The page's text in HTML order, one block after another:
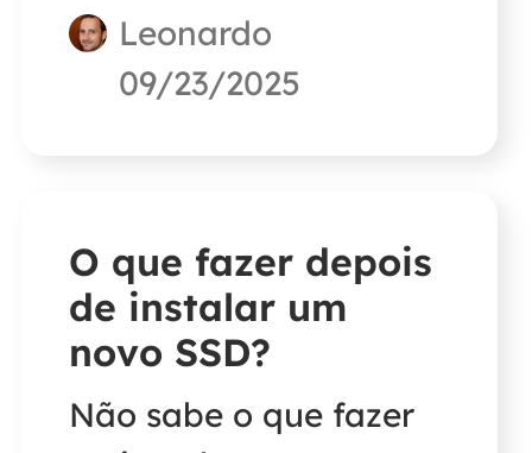
informações
detalhadas sobre o
Leonardo
09/23/2025
O que fazer depois
de instalar um
novo SSD?
Não sabe o que fazer